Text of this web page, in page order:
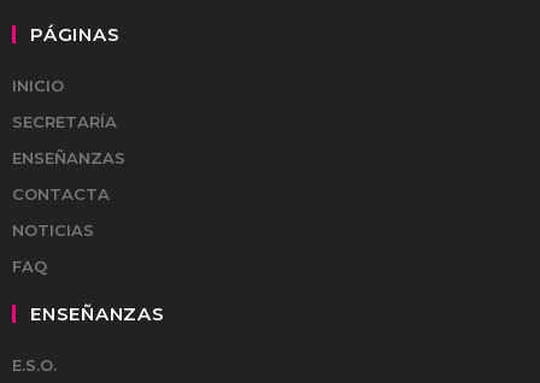
PÁGINAS
INICIO
SECRETARÍA
ENSEÑANZAS
CONTACTA
NOTICIAS
FAQ
ENSEÑANZAS
E.S.O.